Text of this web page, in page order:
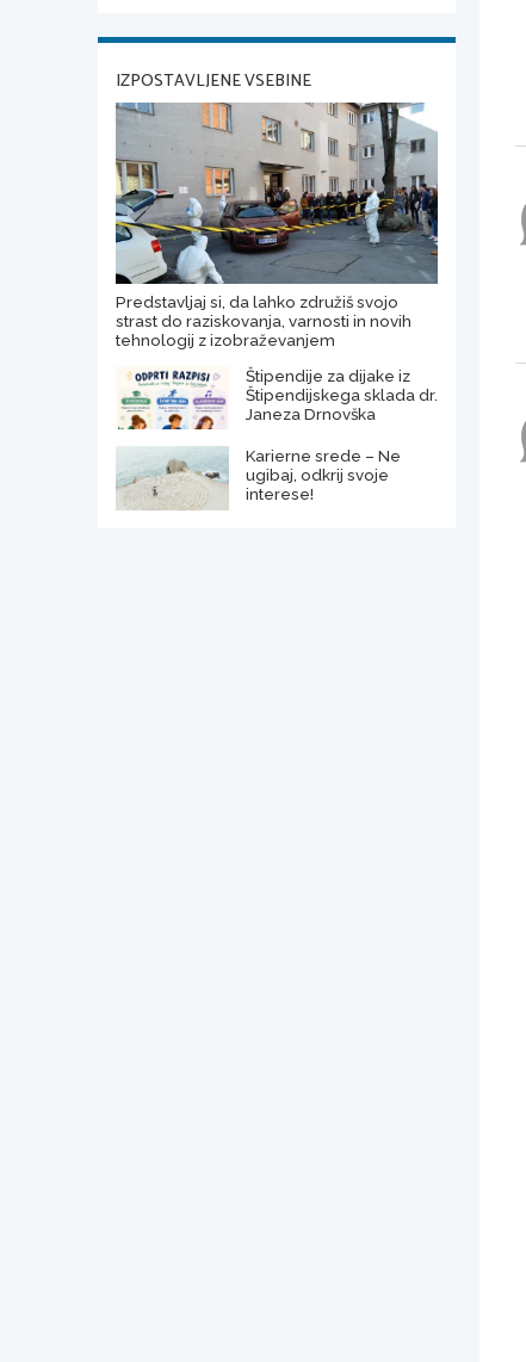
IZPOSTAVLJENE VSEBINE
Predstavljaj si, da lahko združiš svojo
strast do raziskovanja, varnosti in novih
tehnologij z izobraževanjem
Štipendije za dijake iz
Štipendijskega sklada dr.
Janeza Drnovška
Karierne srede – Ne
ugibaj, odkrij svoje
interese!